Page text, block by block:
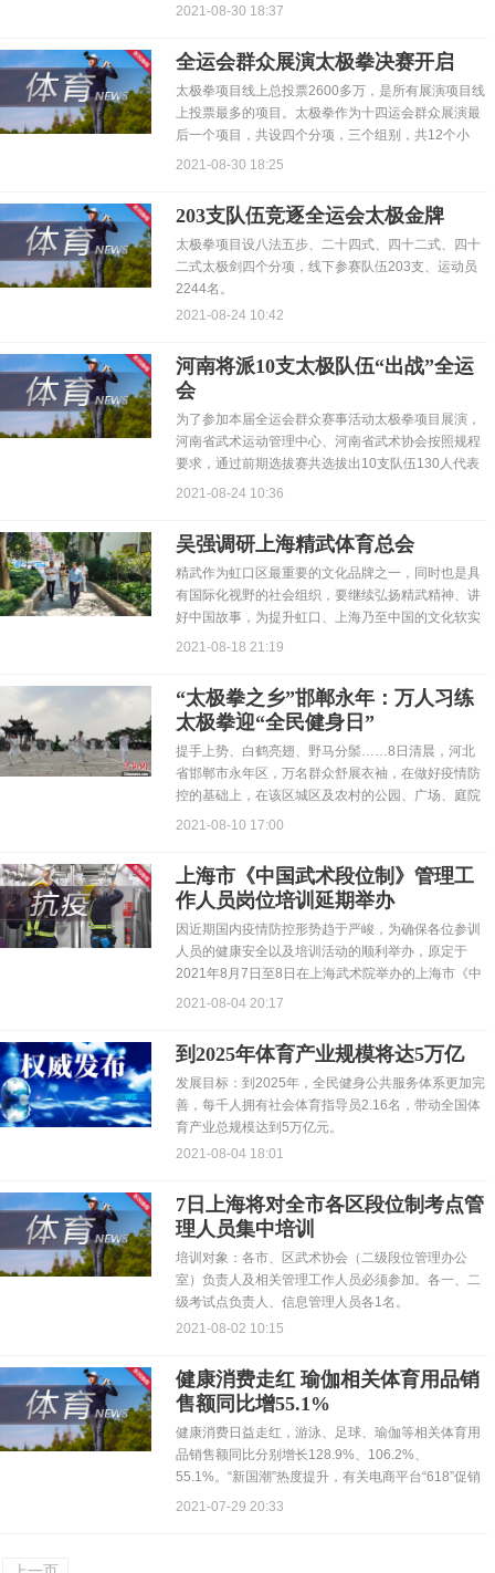
2021-08-30 18:37
全运会群众展演太极拳决赛开启
太极拳项目线上总投票2600多万，是所有展演项目线
上投票最多的项目。太极拳作为十四运会群众展演最
后一个项目，共设四个分项，三个组别，共12个小
项，将在8月...
2021-08-30 18:25
203支队伍竞逐全运会太极金牌
太极拳项目设八法五步、二十四式、四十二式、四十
二式太极剑四个分项，线下参赛队伍203支、运动员
2244名。
2021-08-24 10:42
河南将派10支太极队伍“出战”全运
会
为了参加本届全运会群众赛事活动太极拳项目展演，
河南省武术运动管理中心、河南省武术协会按照规程
要求，通过前期选拔赛共选拔出10支队伍130人代表
河南参加3个...
2021-08-24 10:36
吴强调研上海精武体育总会
精武作为虹口区最重要的文化品牌之一，同时也是具
有国际化视野的社会组织，要继续弘扬精武精神、讲
好中国故事，为提升虹口、上海乃至中国的文化软实
力做出更大贡献。
2021-08-18 21:19
“太极拳之乡”邯郸永年：万人习练
太极拳迎“全民健身日”
提手上势、白鹤亮翅、野马分鬃……8日清晨，河北
省邯郸市永年区，万名群众舒展衣袖，在做好疫情防
控的基础上，在该区城区及农村的公园、广场、庭院
等地点习练太极拳...
2021-08-10 17:00
上海市《中国武术段位制》管理工
作人员岗位培训延期举办
因近期国内疫情防控形势趋于严峻，为确保各位参训
人员的健康安全以及培训活动的顺利举办，原定于
2021年8月7日至8日在上海武术院举办的上海市《中
国武术段位制...
2021-08-04 20:17
到2025年体育产业规模将达5万亿
发展目标：到2025年，全民健身公共服务体系更加完
善，每千人拥有社会体育指导员2.16名，带动全国体
育产业总规模达到5万亿元。
2021-08-04 18:01
7日上海将对全市各区段位制考点管
理人员集中培训
培训对象：各市、区武术协会（二级段位管理办公
室）负责人及相关管理工作人员必须参加。各一、二
级考试点负责人、信息管理人员各1名。
2021-08-02 10:15
健康消费走红 瑜伽相关体育用品销
售额同比增55.1%
健康消费日益走红，游泳、足球、瑜伽等相关体育用
品销售额同比分别增长128.9%、106.2%、
55.1%。“新国潮”热度提升，有关电商平台“618”促销
活...
2021-07-29 20:33